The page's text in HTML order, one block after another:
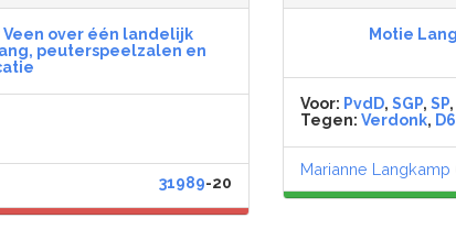
Veen over één landelijk
peuterspeelzalen en
31989-20
Motie
Voor: PvdD, SGP, SP,
Tegen: Verdonk,
Marianne Langkamp